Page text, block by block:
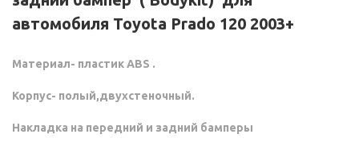
автомобиля Toyota Prado 120 2003+
Материал- пластик ABS .
Корпус- полый,двухстеночный.
Накладка на передний и задний бамперы